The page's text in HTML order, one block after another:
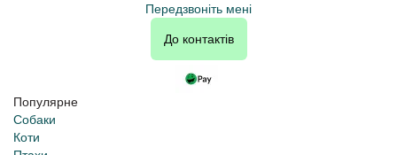
Передзвоніть мені
До контактів
Популярне
Собаки
Коти